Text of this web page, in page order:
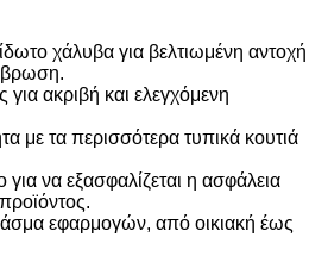
χάλυβα για βελτιωμένη αντοχή
ακριβή και ελεγχόμενη
με τα περισσότερα τυπικά κουτιά
να εξασφαλίζεται η ασφάλεια
εφαρμογών, από οικιακή έως